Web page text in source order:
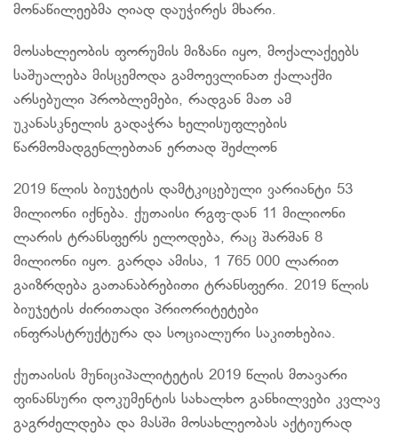
მონაწილეებმა ღიად დაუჭირეს მხარი.
მოსახლეობის ფორუმის მიზანი იყო, მოქალაქეებს
საშუალება მისცემოდა გამოევლინათ ქალაქში
არსებული პრობლემები, რადგან მათ ამ
უკანასკნელის გადაჭრა ხელისუფლების
წარმომადგენლებთან ერთად შეძლონ
2019 წლის ბიუჯეტის დამტკიცებული ვარიანტი 53
მილიონი იქნება. ქუთაისი რგფ-დან 11 მილიონი
ლარის ტრანსფერს ელოდება, რაც შარშან 8
მილიონი იყო. გარდა ამისა, 1 765 000 ლარით
გაიზრდება გათანაბრებითი ტრანსფერი. 2019 წლის
ბიუჯეტის ძირითადი პრიორიტეტები
ინფრასტრუქტურა და სოციალური საკითხებია.
ქუთაისის მუნიციპალიტეტის 2019 წლის მთავარი
ფინანსური დოკუმენტის სახალხო განხილვები კვლავ
გაგრძელდება და მასში მოსახლეობას აქტიურად